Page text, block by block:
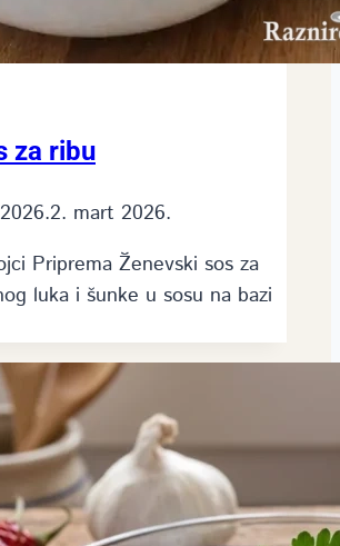
za ribu
2. mart 2026.
Priprema Ženevski sos za
luka i šunke u sosu na bazi